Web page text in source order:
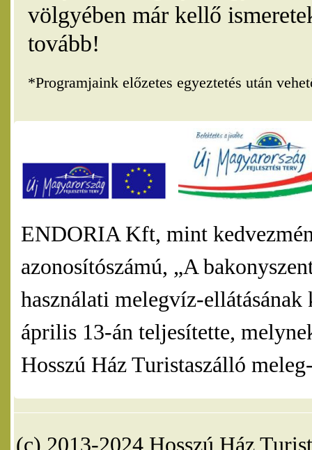
völgyében már kellő
tovább!
*Programjaink előzetes egyeztetés után
ENDORIA Kft, mint
azonosítószámú, „A
használati melegvíz-
április 13-án teljesítette,
Hosszú Ház Turistaszálló
(c) 2013-2024 Hosszú Ház